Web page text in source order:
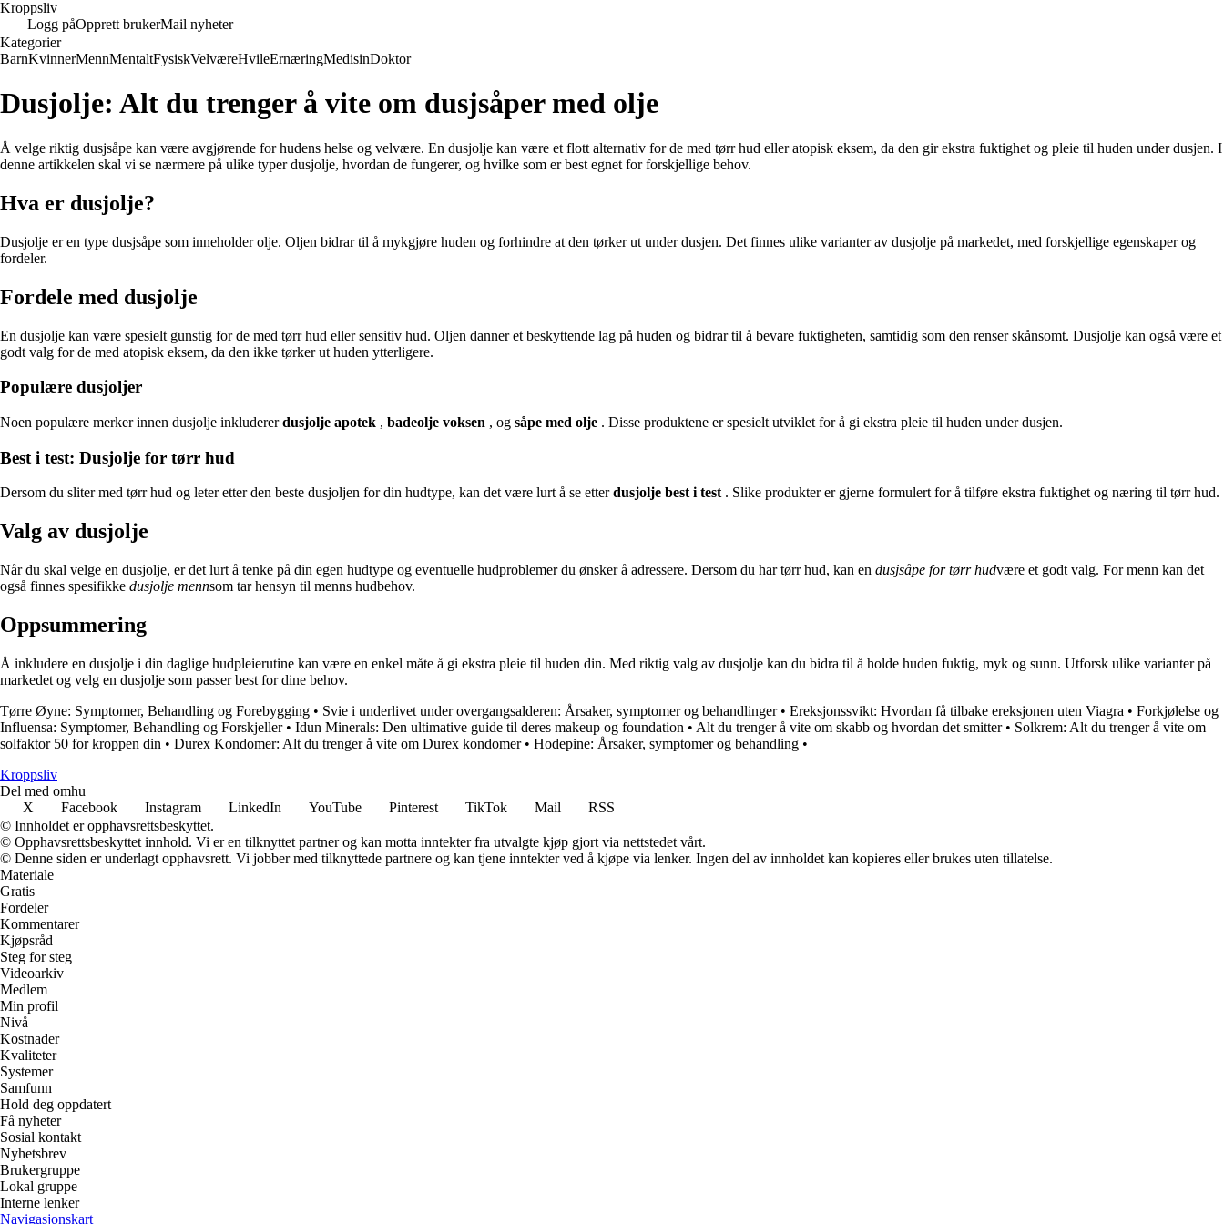
Kroppsliv
Logg påOpprett brukerMail nyheter
Kategorier
BarnKvinnerMennMentaltFysiskVelværeHvileErnæringMedisinDoktor
Dusjolje: Alt du trenger å vite om dusjsåper med olje
Å velge riktig dusjsåpe kan være avgjørende for hudens helse og velvære. En dusjolje kan være et flott alternativ for de med tørr hud eller atopisk eksem, da den gir ekstra fuktighet og pleie til huden under dusjen. I
denne artikkelen skal vi se nærmere på ulike typer dusjolje, hvordan de fungerer, og hvilke som er best egnet for forskjellige behov.
Hva er dusjolje?
Dusjolje er en type dusjsåpe som inneholder olje. Oljen bidrar til å mykgjøre huden og forhindre at den tørker ut under dusjen. Det finnes ulike varianter av dusjolje på markedet, med forskjellige egenskaper og
fordeler.
Fordele med dusjolje
En dusjolje kan være spesielt gunstig for de med tørr hud eller sensitiv hud. Oljen danner et beskyttende lag på huden og bidrar til å bevare fuktigheten, samtidig som den renser skånsomt. Dusjolje kan også være et
godt valg for de med atopisk eksem, da den ikke tørker ut huden ytterligere.
Populære dusjoljer
Noen populære merker innen dusjolje inkludererdusjolje apotek , badeolje voksen , og såpe med olje . Disse produktene er spesielt utviklet for å gi ekstra pleie til huden under dusjen.
Best i test: Dusjolje for tørr hud
Dersom du sliter med tørr hud og leter etter den beste dusjoljen for din hudtype, kan det være lurt å se etterdusjolje best i test . Slike produkter er gjerne formulert for å tilføre ekstra fuktighet og næring til tørr hud.
Valg av dusjolje
Når du skal velge en dusjolje, er det lurt å tenke på din egen hudtype og eventuelle hudproblemer du ønsker å adressere. Dersom du har tørr hud, kan en dusjsåpe for tørr hudvære et godt valg. For menn kan det
også finnes spesifikke dusjolje mennsom tar hensyn til menns hudbehov.
Oppsummering
Å inkludere en dusjolje i din daglige hudpleierutine kan være en enkel måte å gi ekstra pleie til huden din. Med riktig valg av dusjolje kan du bidra til å holde huden fuktig, myk og sunn. Utforsk ulike varianter på
markedet og velg en dusjolje som passer best for dine behov.
Tørre Øyne: Symptomer, Behandling og Forebygging • Svie i underlivet under overgangsalderen: Årsaker, symptomer og behandlinger• Ereksjonssvikt: Hvordan få tilbake ereksjonen uten Viagra • Forkjølelse og
Influensa: Symptomer, Behandling og Forskjeller• Idun Minerals: Den ultimative guide til deres makeup og foundation • Alt du trenger å vite om skabb og hvordan det smitter• Solkrem: Alt du trenger å vite om
solfaktor 50 for kroppen din • Durex Kondomer: Alt du trenger å vite om Durex kondomer• Hodepine: Årsaker, symptomer og behandling •
Kroppsliv
Del med omhu
X
Facebook Instagram LinkedIn YouTube Pinterest TikTok Mail
RSS
© Innholdet er opphavsrettsbeskyttet.
© Opphavsrettsbeskyttet innhold. Vi er en tilknyttet partner og kan motta inntekter fra utvalgte kjøp gjort via nettstedet vårt.
© Denne siden er underlagt opphavsrett. Vi jobber med tilknyttede partnere og kan tjene inntekter ved å kjøpe via lenker. Ingen del av innholdet kan kopieres eller brukes uten tillatelse.
Materiale
Gratis
Fordeler
Kommentarer
Kjøpsråd
Steg for steg
Videoarkiv
Medlem
Min profil
Nivå
Kostnader
Kvaliteter
Systemer
Samfunn
Hold deg oppdatert
Få nyheter
Sosial kontakt
Nyhetsbrev
Brukergruppe
Lokal gruppe
Interne lenker
Navigasjonskart